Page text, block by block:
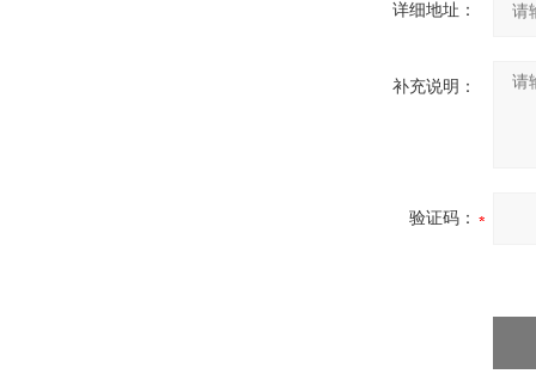
详细地址：
补充说明：
验证码：